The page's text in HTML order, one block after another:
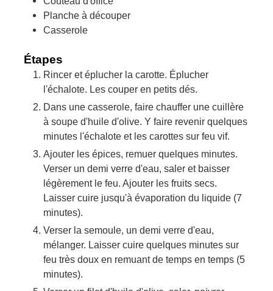
Planche à découper
Casserole
Étapes
Rincer et éplucher la carotte. Éplucher
l'échalote. Les couper en petits dés.
Dans une casserole, faire chauffer une cuillère
à soupe d'huile d'olive. Y faire revenir quelques
minutes l'échalote et les carottes sur feu vif.
Ajouter les épices, remuer quelques minutes.
Verser un demi verre d'eau, saler et baisser
légèrement le feu. Ajouter les fruits secs.
Laisser cuire jusqu'à évaporation du liquide (7
minutes).
Verser la semoule, un demi verre d'eau,
mélanger. Laisser cuire quelques minutes sur
feu très doux en remuant de temps en temps (5
minutes).